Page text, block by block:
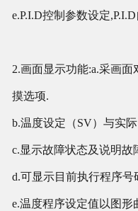
e.P.I.D控制参数设定,P.I.D
2.画面显示功能:a.采画
摸选项.
b.温度设定（SV）与实
c.显示故障状态及说明故
d.可显示目前执行程序
e.温度程序设定值以图形